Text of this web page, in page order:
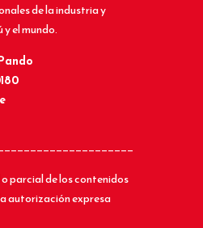
de la industria y
y el mundo.
parcial de los contenidos
autorización expresa